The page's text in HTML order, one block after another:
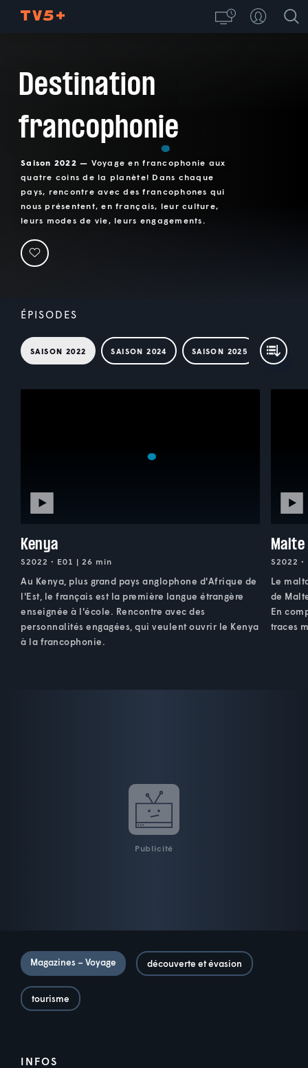
Destination
francophonie
Saison 2022 — Voyage en francophonie aux
quatre coins de la planète! Dans chaque
pays, rencontre avec des francophones qui
nous présentent, en français, leur culture,
leurs modes de vie, leurs engagements.
ÉPISODES
SAISON 2022 SAISON 2024 SAISON 2025
Kenya
S2022 • E01 | 26 min
Au Kenya, plus grand pays anglophone d'Afrique de
l'Est, le français est la première langue étrangère
enseignée à l'école. Rencontre avec des
personnalités engagées, qui veulent ouvrir le Kenya
à la francophonie.
Malte
S2022
Le
de
En
traces
Publicité
Magazines – Voyage découverte et évasion
tourisme
INFOS